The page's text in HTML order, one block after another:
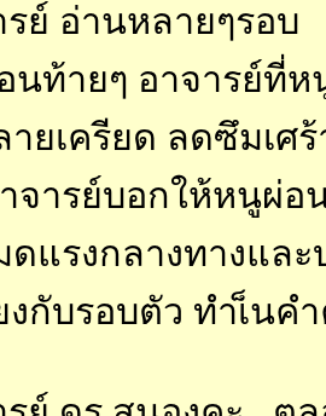
รย์ อ่านหลายๆรอ
นท้ายๆ อาจารย์ที่
ายเครียด ลดซึมเ
จารย์บอกให้หนูผ่
ดแรงกลางทางและ
งกับรอบตัว ทำเ็นค